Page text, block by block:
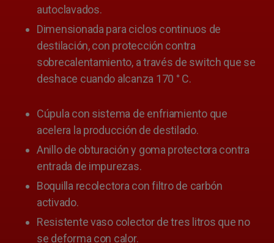
autoclavados.
Dimensionada para ciclos continuos de
destilación, con protección contra
sobrecalentamiento, a través de switch que se
deshace cuando alcanza 170 ° C.
Cúpula con sistema de enfriamiento que
acelera la producción de destilado.
Anillo de obturación y goma protectora contra
entrada de impurezas.
Boquilla recolectora con filtro de carbón
activado.
Resistente vaso colector de tres litros que no
se deforma con calor.